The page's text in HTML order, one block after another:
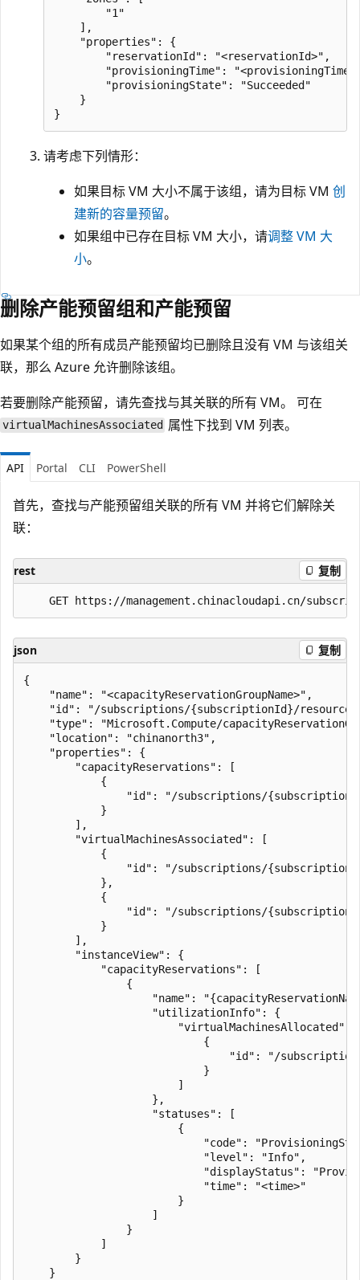
        "1"
    ],
    "properties": {
        "reservationId": "<reservationId>",
"provisioningTime":
        "provisioningState": "Succeeded"
    }
请考虑下列情形：
如果目标 VM 大小不属于该组，请为目标 VM 创
建新的容量预留。
如果组中已存在目标 VM 大小，请调整 VM 大
小。
删除产能预留组和产能预留
如果某个组的所有成员产能预留均已删除且没有 VM 与该组关
联，那么 Azure 允许删除该组。
若要删除产能预留，请先查找与其关联的所有 VM。 可在
virtualMachinesAssociated 属性下找到 VM 列表。
API Portal CLI PowerShell
首先，查找与产能预留组关联的所有 VM 并将它们解除关
联：
rest 复制
json 复制
{
    "name": "<capacityReservationGroupName>",
"id": "/subscriptions/{subscriptionId}/
"type": "Microsoft.Compute/
    "location": "chinanorth3",
    "properties": {
        "capacityReservations": [
            {
"id": "/subscriptions/
            }
        ],
        "virtualMachinesAssociated": [
            {
"id": "/subscriptions/
            },
            {
"id": "/subscriptions/
            }
        ],
        "instanceView": {
            "capacityReservations": [
                {
"name":
                    "utilizationInfo": {
"virtualMachinesAllocated":
                            {
"id": "/
                            }
                        ]
                    },
                    "statuses": [
                        {
"code":
                            "level": "Info",
"displayStatus":
                            "time": "<time>"
                        }
                    ]
                }
            ]
        }
    }